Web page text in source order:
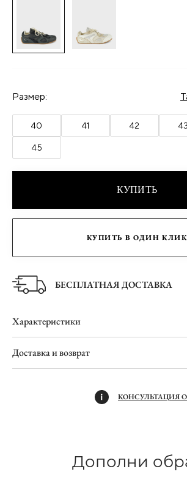
Размер:
40 41 42 43
45
КУПИТЬ
КУПИТЬ В ОДИН КЛИК
БЕСПЛАТНАЯ ДОСТАВКА
Характеристики
Доставка и возврат
КОНСУЛЬТАЦИЯ
Дополни